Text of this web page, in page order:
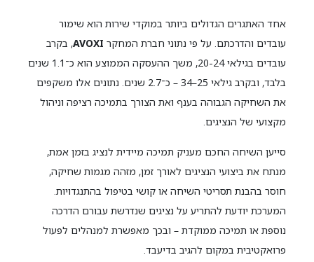
אחד האתגרים הגדולים ביותר במוקדי שירות הוא שימור
עובדים והדרכתם. על פי נתוני חברת המחקר AVOXI, בקרב
עובדים בגילאי 20-24, משך ההעסקה הממוצע הוא כ־1.1 שנים
בלבד, ובקרב גילאי 25–34 – כ־2.7 שנים. נתונים אלו משקפים
את השחיקה הגבוהה בענף ואת הצורך בתמיכה רציפה וניהול
מקצועי של הנציגים.
סייען השיחה החכם מעניק תמיכה מיידית לנציג בזמן אמת,
מנתח את ביצועי הנציגים לאורך זמן, מזהה מגמות שחיקה,
חוסר בהבנת תסריטי השיחה או קושי בטיפול בהתנגדויות.
המערכת יודעת להתריע על נציגים שנדרשת עבורם הדרכה
נוספת או תמיכה ממוקדת – ובכך מאפשרת למנהלים לפעול
פרואקטיבית במקום להגיב בדיעבד.